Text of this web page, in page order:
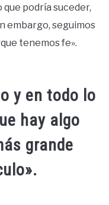
que podría suceder,
embargo, seguimos
tenemos fe».
y en todo lo
hay algo
grande